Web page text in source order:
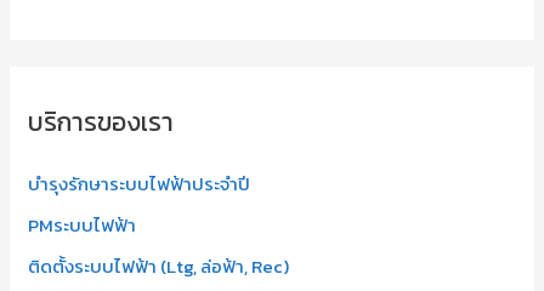
บริการของเรา
บำรุงรักษาระบบไฟฟ้าประจำปี
PMระบบไฟฟ้า
ติดตั้งระบบไฟฟ้า (Ltg, ล่อฟ้า, Rec)